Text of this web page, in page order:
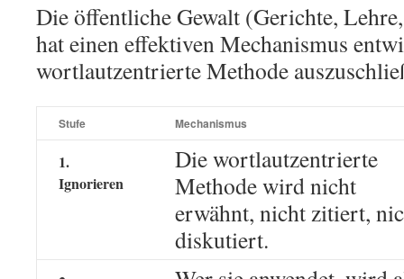
Die öffentliche Gewalt (Gerichte,
hat einen effektiven Mechanismus
wortlautzentrierte Methode
Stufe Mechanismus
1.
Ignorieren
Die wortlautzentrierte
Methode wird nicht
erwähnt, nicht zitiert,
diskutiert.